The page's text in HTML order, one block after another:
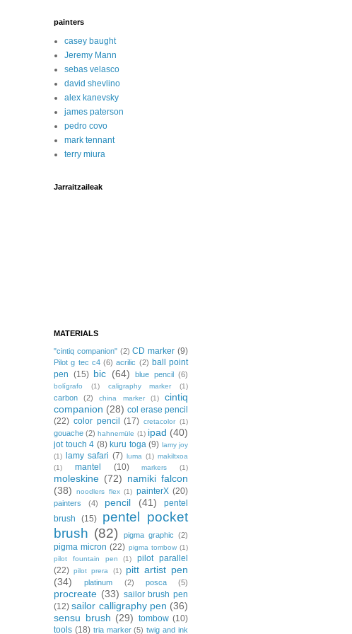
painters
casey baught
Jeremy Mann
sebas velasco
david shevlino
alex kanevsky
james paterson
pedro covo
mark tennant
terry miura
Jarraitzaileak
MATERIALS
"cintiq companion" (2) CD marker (9)
Pilot g tec c4 (6) acrilic (2) ball point
pen (15) bic (64) blue pencil (6)
bolígrafo (1) caligraphy marker (1)
carbon (2) china marker (1)
cintiq
companion (28) col erase pencil
(22) color pencil (17) cretacolor (1)
gouache (2) hahnemüle (1) ipad (40)
jot touch 4 (8) kuru toga (9) lamy joy
(1) lamy safari (7) luma (1) makiltxoa
(1)
mantel (10) markers (1)
moleskine (72) namiki falcon
(38)
noodlers flex (1) painterX (20)
painters (4) pencil (41)
pentel
brush
(15)
pentel pocket
brush (82) pigma graphic (2)
pigma micron (22) pigma tombow (1)
pilot fountain pen
(1)
pilot parallel
(22) pilot prera (1)
pitt artist pen
(34)
platinum (2) posca (5)
procreate (33) sailor brush pen
(12) sailor calligraphy pen (36)
sensu brush (29) tombow (10)
tools (18) tria marker (5) twig and ink